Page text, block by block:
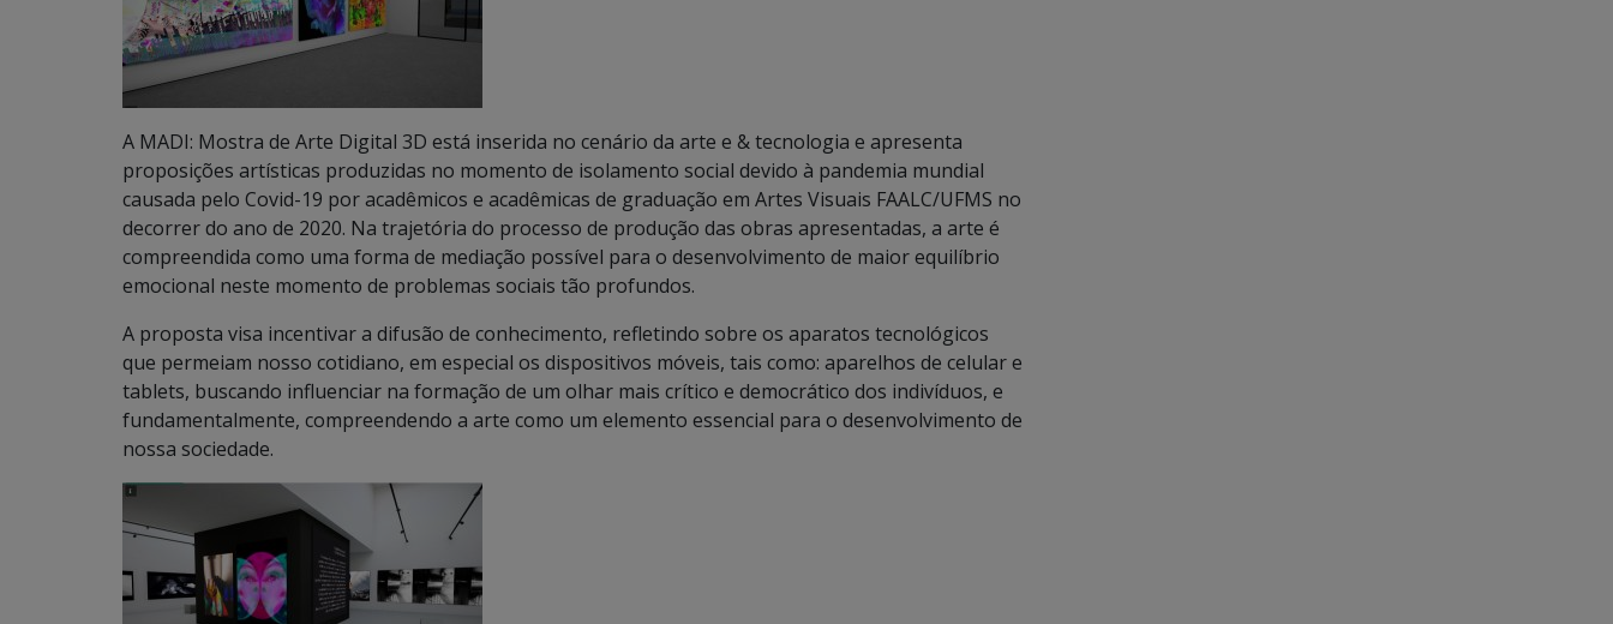
A MADI: Mostra de Arte Digital 3D está inserida no cenário da arte e & tecnologia e apresenta
proposições artísticas produzidas no momento de isolamento social devido à pandemia mundial
causada pelo Covid-19 por acadêmicos e acadêmicas de graduação em Artes Visuais FAALC/UFMS no
decorrer do ano de 2020. Na trajetória do processo de produção das obras apresentadas, a arte é
compreendida como uma forma de mediação possível para o desenvolvimento de maior equilíbrio
emocional neste momento de problemas sociais tão profundos.
A proposta visa incentivar a difusão de conhecimento, refletindo sobre os aparatos tecnológicos
que permeiam nosso cotidiano, em especial os dispositivos móveis, tais como: aparelhos de celular e
tablets, buscando influenciar na formação de um olhar mais crítico e democrático dos indivíduos, e
fundamentalmente, compreendendo a arte como um elemento essencial para o desenvolvimento de
nossa sociedade.